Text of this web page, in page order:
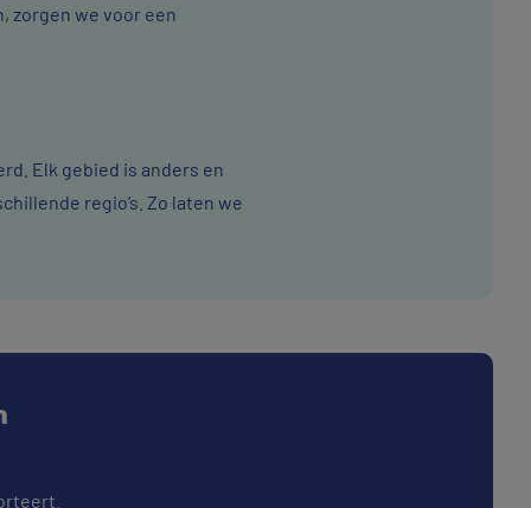
zorgen we voor een
Elk gebied is anders en
regio’s. Zo laten we